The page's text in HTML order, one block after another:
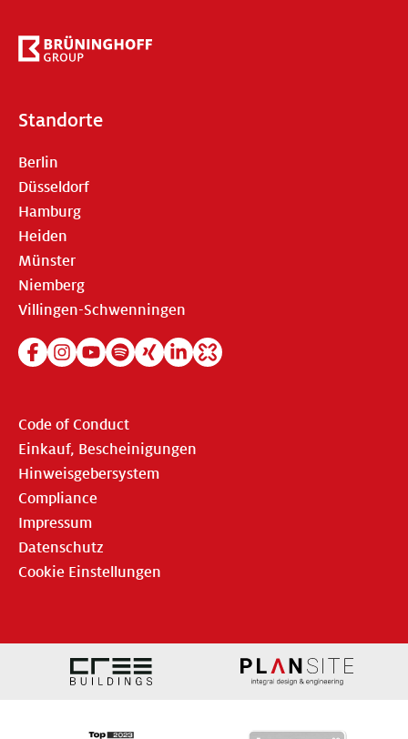
Standorte
Berlin
Düsseldorf
Hamburg
Heiden
Münster
Niemberg
Villingen-Schwenningen
Code of Conduct
Einkauf, Bescheinigungen
Hinweisgebersystem
Compliance
Impressum
Datenschutz
Cookie Einstellungen